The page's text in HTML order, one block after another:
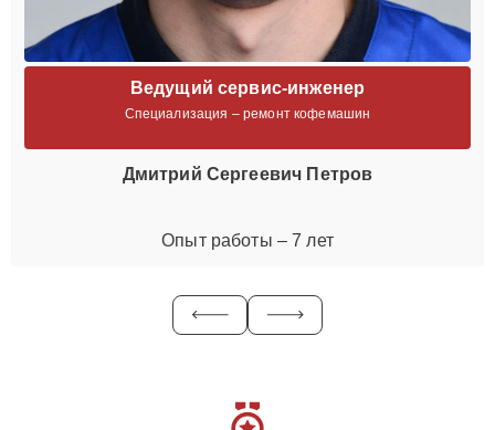
Ведущий сервис-инженер
Специализация – ремонт кофемашин
Дмитрий Сергеевич Петров
Опыт работы – 7 лет